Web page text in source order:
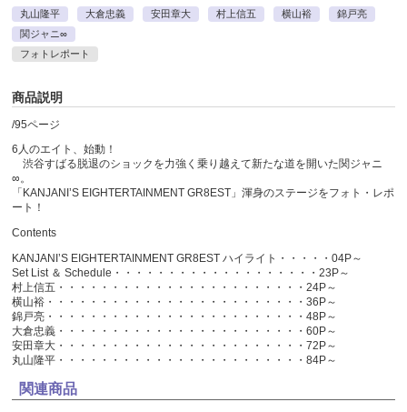
丸山隆平 大倉忠義 安田章大 村上信五 横山裕
錦戸亮
関ジャニ∞
フォトレポート
商品説明
/95ページ
6人のエイト、始動！
渋谷すばる脱退のショックを力強く乗り越えて新たな道を開いた関ジャニ
∞。
「KANJANI’S EIGHTERTAINMENT GR8EST」渾身のステージをフォト・レポ
ート！
Contents
KANJANI’S EIGHTERTAINMENT GR8EST ハイライト・・・・・04P～
Set List ＆ Schedule・・・・・・・・・・・・・・・・・・・23P～
村上信五・・・・・・・・・・・・・・・・・・・・・・・24P～
横山裕・・・・・・・・・・・・・・・・・・・・・・・・36P～
錦戸亮・・・・・・・・・・・・・・・・・・・・・・・・48P～
大倉忠義・・・・・・・・・・・・・・・・・・・・・・・60P～
安田章大・・・・・・・・・・・・・・・・・・・・・・・72P～
丸山隆平・・・・・・・・・・・・・・・・・・・・・・・84P～
関連商品